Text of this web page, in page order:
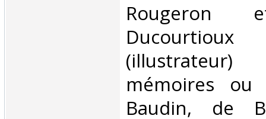
‎Rougeron
mémoires
Baudin, de